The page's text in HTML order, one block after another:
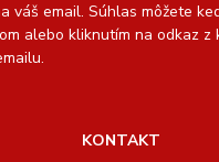
váš email. Súhlas môžete
alebo kliknutím na odkaz z
KONTAKT